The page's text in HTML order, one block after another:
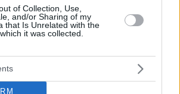
of Collection, Use,
and/or Sharing of my
that Is Unrelated with the
it was collected.
οι υπερπολύτεκνοι στην
Τα... δύο ταψιά μεσημεριανό,
τους